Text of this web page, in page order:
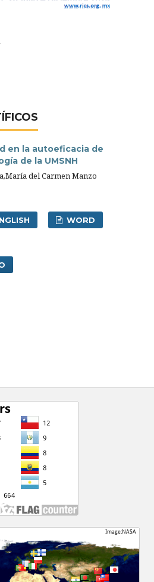
en la autoeficacia de
de la UMSNH
del Carmen Manzo
WORD